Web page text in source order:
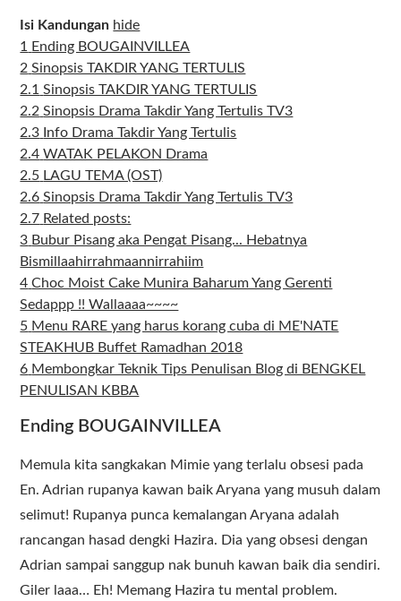
Isi Kandungan hide
1
Ending BOUGAINVILLEA
2 Sinopsis TAKDIR YANG TERTULIS
2.1 Sinopsis TAKDIR YANG TERTULIS
2.2 Sinopsis Drama Takdir Yang Tertulis TV3
2.3 Info Drama Takdir Yang Tertulis
2.4 WATAK PELAKON Drama
2.5 LAGU TEMA (OST)
2.6 Sinopsis Drama Takdir Yang Tertulis TV3
2.7 Related posts:
3 Bubur Pisang aka Pengat Pisang... Hebatnya
Bismillaahirrahmaannirrahiim
4 Choc Moist Cake Munira Baharum Yang Gerenti
Sedappp !! Wallaaaa~~~~
5 Menu RARE yang harus korang cuba di ME'NATE
STEAKHUB Buffet Ramadhan 2018
6 Membongkar Teknik Tips Penulisan Blog di BENGKEL
PENULISAN KBBA
Ending BOUGAINVILLEA
Memula kita sangkakan Mimie yang terlalu obsesi pada
En. Adrian rupanya kawan baik Aryana yang musuh dalam
selimut! Rupanya punca kemalangan Aryana adalah
rancangan hasad dengki Hazira. Dia yang obsesi dengan
Adrian sampai sanggup nak bunuh kawan baik dia sendiri.
Giler laaa… Eh! Memang Hazira tu mental problem.